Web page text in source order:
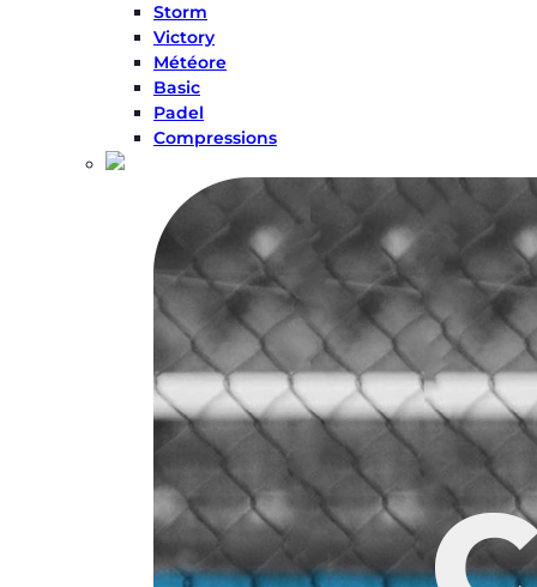
Storm
Victory
Météore
Basic
Padel
Compressions